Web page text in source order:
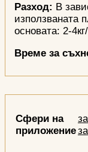
Разход: В
използваната
основата: 2-
Време за
Сфери на
приложение